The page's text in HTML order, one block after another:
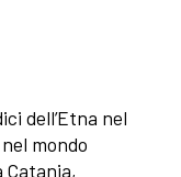
dell’Etna nel
mondo
Catania,